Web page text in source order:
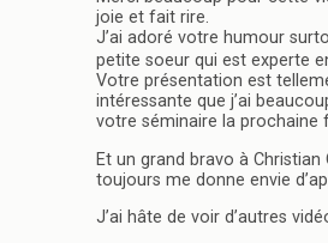
joie et fait rire.
J’ai adoré votre humour
petite soeur qui est experte
Votre présentation est
intéressante que j’ai
votre séminaire la prochaine
Et un grand bravo à
toujours me donne envie
J’ai hâte de voir d’autres